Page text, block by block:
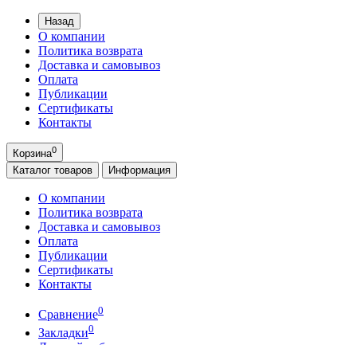
Назад
О компании
Политика возврата
Доставка и самовывоз
Оплата
Публикации
Сертификаты
Контакты
Корзина0
Каталог товаров Информация
О компании
Политика возврата
Доставка и самовывоз
Оплата
Публикации
Сертификаты
Контакты
Сравнение0
Закладки0